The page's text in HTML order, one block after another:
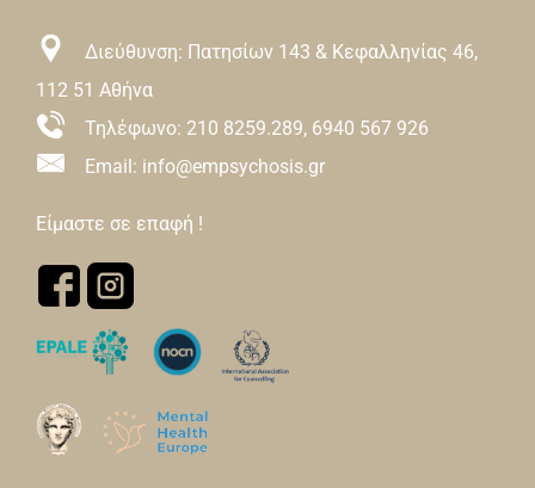
Διεύθυνση: Πατησίων 143 & Κεφαλληνίας 46,
112 51 Αθήνα
Τηλέφωνο: 210 8259.289, 6940 567 926
Email: info@empsychosis.gr
Είμαστε σε επαφή !